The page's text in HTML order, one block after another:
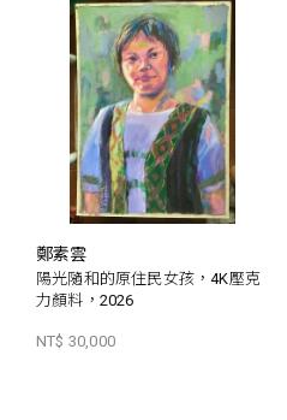
鄭素雲
陽光隨和的原住民女孩，4K壓克
力顏料，2026
NT$ 30,000